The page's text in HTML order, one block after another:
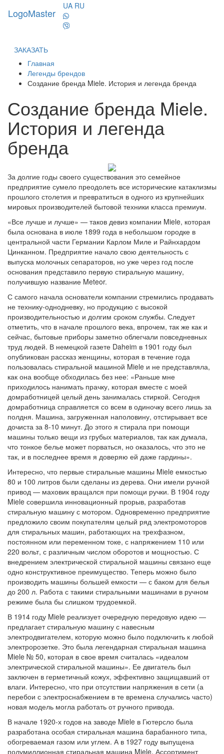
LogoMaster
UA RU
ЗАКАЗАТЬ
Главная
Легенды брендов
Создание бренда Miele. История и легенда бренда
Создание бренда Miele.
История и легенда
бренда
За долгие годы своего существования это семейное
предприятие сумело преодолеть все исторические катаклизмы
прошлого столетия и превратиться в одного из крупнейших
мировых производителей бытовой техники класса премиум.
«Все лучше и лучше» — таков девиз компании Miele, которая
была основана в июле 1899 года в небольшом городке в
центральной части Германии Карлом Миле и Райнхардом
Цинканном. Предприятие начало свою деятельность с
выпуска молочных сепараторов, но уже через год после
основания представило первую стиральную машину,
получившую название Meteor.
С самого начала основатели компании стремились продавать
не технику-однодневку, но продукцию с высокой
производительностью и долгим сроком службы. Следует
отметить, что в начале прошлого века, впрочем, так же как и
сейчас, бытовые приборы заметно облегчали повседневных
труд людей. В немецкой газете Daheim в 1901 году был
опубликован рассказ женщины, которая в течение года
пользовалась стиральной машиной Miele и не представляла,
как она вообще обходилась без нее: «Раньше мне
приходилось нанимать прачку, которая вместе с моей
домработницей целый день занималась стиркой. Сегодня
домработница справляется со всем в одиночку всего лишь за
полдня. Машина, загруженная наполовину, отстирывает все
дочиста за 8-10 минут. До этого я стирала при помощи
машины только вещи из грубых материалов, так как думала,
что тонкое белье может порваться, но оказалось, что это не
так, и в последнее время я доверяю ей даже гардины».
Интересно, что первые стиральные машины Miele емкостью
80 и 100 литров были сделаны из дерева. Они имели ручной
привод — маховик вращался при помощи ручки. В 1904 году
Miele совершила инновационный прорыв, разработав
стиральную машину с мотором. Одновременно предприятие
предложило своим покупателям целый ряд электромоторов
для стиральных машин, работающих на трехфазном,
постоянном или переменном токе, с напряжением 110 или
220 вольт, с различным числом оборотов и мощностью. С
внедрением электрической стиральной машины связано еще
одно конструктивное преимущество. Теперь можно было
производить машины большей емкости — с баком для белья
до 200 л. Работа с такими стиральными машинами в ручном
режиме была бы слишком трудоемкой.
В 1914 году Miele реализует очередную передовую идею —
предлагает стиральную машину с навесным
электродвигателем, которую можно было подключить к любой
электророзетке. Это была легендарная стиральная машина
Miele № 50, которая в свое время считалась «идеалом
электрической стиральной машины». Ее двигатель был
заключен в герметичный кожух, эффективно защищавший от
влаги. Интересно, что при отсутствии напряжения в сети (а
перебои с электроснабжением в те времена случались часто)
новая модель могла работать от ручного привода.
В начале 1920-х годов на заводе Miele в Гютерсло была
разработана особая стиральная машина барабанного типа,
обогреваемая газом или углем. А в 1927 году выпущена
полумиллионная стиральная машина Miele. Ассортимент